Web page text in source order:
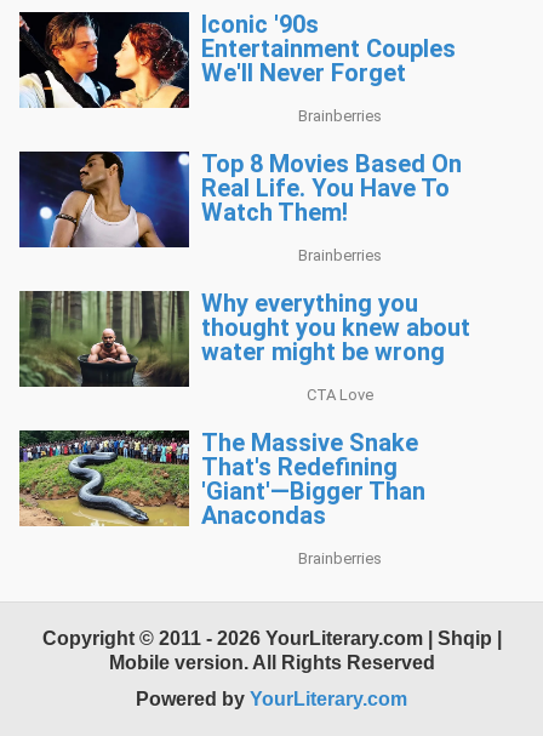
Copyright © 2011 - 2026 YourLiterary.com | Shqip |
Mobile version. All Rights Reserved
Powered by YourLiterary.com